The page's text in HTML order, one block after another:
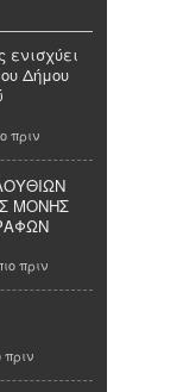
Δήμου
πριν
ΜΟΝΗΣ
πριν
πριν